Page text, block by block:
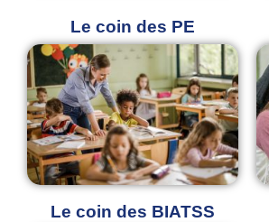
Le coin des PE
Le coin des BIATSS